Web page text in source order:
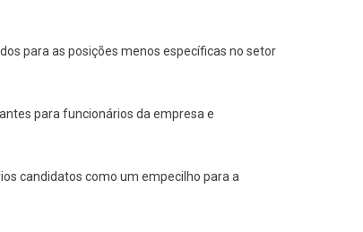
para as posições menos específicas no setor
para funcionários da empresa e
candidatos como um empecilho para a